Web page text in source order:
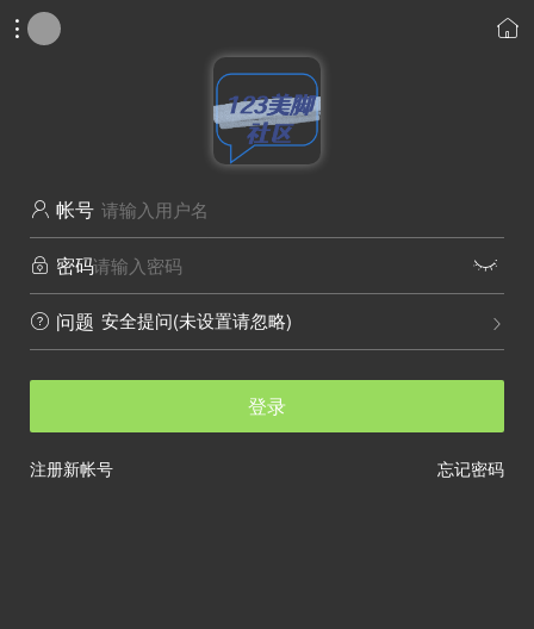
 
 帐号
 密码 
 问题 
安全提问(未设置请忽略)
登录
忘记密码
注册新帐号